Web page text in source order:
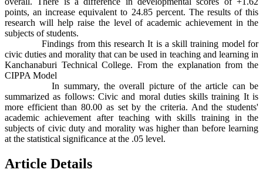
points, an increase equivalent to 24.85 percent. The results of this
research will help raise the level of academic achievement in the
subjects of students.
Findings from this research It is a skill training model for
civic duties and morality that can be used in teaching and learning in
Kanchanaburi Technical College. From the explanation from the
CIPPA Model
In summary, the overall picture of the article can be
summarized as follows: Civic and moral duties skills training It is
more efficient than 80.00 as set by the criteria. And the students'
academic achievement after teaching with skills training in the
subjects of civic duty and morality was higher than before learning
at the statistical significance at the .05 level.
Article Details